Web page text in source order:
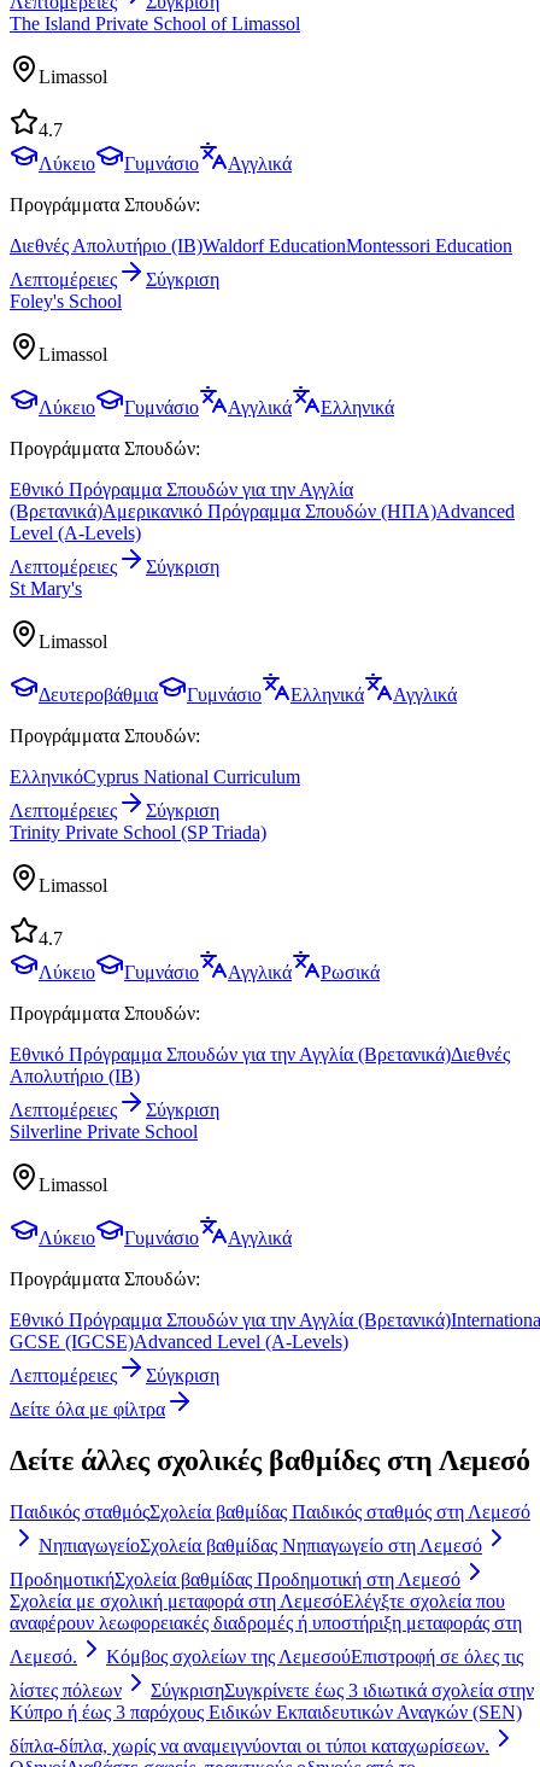
The Island Private School of Limassol
Limassol
4.7
Λύκειο
Γυμνάσιο
Αγγλικά
Προγράμματα Σπουδών:
Διεθνές Απολυτήριο (IB)Waldorf EducationMontessori Education
Λεπτομέρειες
Σύγκριση
Foley's School
Limassol
Λύκειο Γυμνάσιο Αγγλικά
Ελληνικά
Προγράμματα Σπουδών:
Εθνικό Πρόγραμμα Σπουδών για την Αγγλία
(Βρετανικά)Αμερικανικό Πρόγραμμα Σπουδών (ΗΠΑ)Advanced
Level (A-Levels)
Λεπτομέρειες
Σύγκριση
St Mary's
Limassol
Δευτεροβάθμια Γυμνάσιο Ελληνικά
Αγγλικά
Προγράμματα Σπουδών:
ΕλληνικόCyprus National Curriculum
Λεπτομέρειες
Σύγκριση
Trinity Private School (SP Triada)
Limassol
4.7
Λύκειο
Γυμνάσιο Αγγλικά
Ρωσικά
Προγράμματα Σπουδών:
Εθνικό Πρόγραμμα Σπουδών για την Αγγλία (Βρετανικά)Διεθνές
Απολυτήριο (IB)
Λεπτομέρειες
Σύγκριση
Silverline Private School
Limassol
Λύκειο Γυμνάσιο
Αγγλικά
Προγράμματα Σπουδών:
Εθνικό Πρόγραμμα Σπουδών για την Αγγλία (Βρετανικά)
GCSE (IGCSE)Advanced Level (A-Levels)
Λεπτομέρειες
Σύγκριση
Δείτε όλα με φίλτρα
Δείτε άλλες σχολικές βαθμίδες στη Λεμεσό
Παιδικός σταθμόςΣχολεία βαθμίδας Παιδικός σταθμός στη Λεμεσό
ΝηπιαγωγείοΣχολεία βαθμίδας Νηπιαγωγείο στη Λεμεσό
ΠροδημοτικήΣχολεία βαθμίδας Προδημοτική στη Λεμεσό
Σχολεία με σχολική μεταφορά στη ΛεμεσόΕλέγξτε σχολεία που
αναφέρουν λεωφορειακές διαδρομές ή υποστήριξη μεταφοράς στη
Λεμεσό.
Κόμβος σχολείων της ΛεμεσούΕπιστροφή σε όλες τις
λίστες πόλεων
ΣύγκρισηΣυγκρίνετε έως 3 ιδιωτικά σχολεία στην
Κύπρο ή έως 3 παρόχους Ειδικών Εκπαιδευτικών Αναγκών (SEN)
δίπλα-δίπλα, χωρίς να αναμειγνύονται οι τύποι καταχωρίσεων.